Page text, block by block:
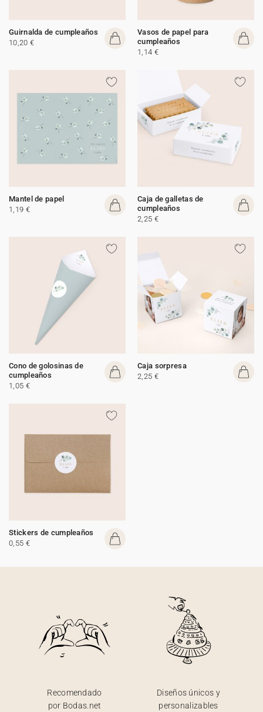
Guirnalda de cumpleaños
10,20 €
Vasos de papel para
cumpleaños
1,14 €
Mantel de papel
1,19 €
Caja de galletas de
cumpleaños
2,25 €
Cono de golosinas de
cumpleaños
1,05 €
Caja sorpresa
2,25 €
Stickers de cumpleaños
0,55 €
Recomendado
por Bodas.net
Diseños únicos y
personalizables